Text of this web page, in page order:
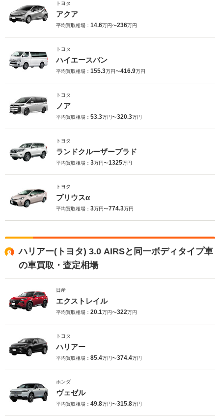
トヨタ
アクア
平均買取相場： 14.6万円〜236万円
トヨタ
ハイエースバン
平均買取相場： 155.3万円〜416.9万円
トヨタ
ノア
平均買取相場： 53.3万円〜320.3万円
トヨタ
ランドクルーザープラド
平均買取相場： 3万円〜1325万円
トヨタ
プリウスα
平均買取相場： 3万円〜774.3万円
ハリアー(トヨタ) 3.0 AIRSと同一ボディタイプ車
の車買取・査定相場
日産
エクストレイル
平均買取相場： 20.1万円〜322万円
トヨタ
ハリアー
平均買取相場： 85.4万円〜374.4万円
ホンダ
ヴェゼル
平均買取相場： 49.8万円〜315.8万円